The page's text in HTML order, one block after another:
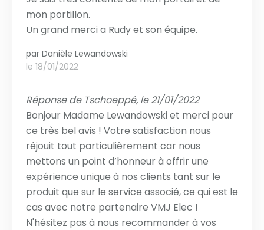
mon portillon.
Un grand merci a Rudy et son équipe.
par Danièle Lewandowski
le 18/01/2022
Réponse de Tschoeppé, le 21/01/2022
Bonjour Madame Lewandowski et merci pour
ce très bel avis ! Votre satisfaction nous
réjouit tout particulièrement car nous
mettons un point d’honneur à offrir une
expérience unique à nos clients tant sur le
produit que sur le service associé, ce qui est le
cas avec notre partenaire VMJ Elec !
N'hésitez pas à nous recommander à vos